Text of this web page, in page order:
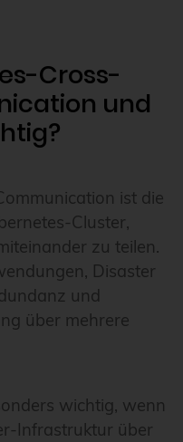
Cross-
und
ist die
Cluster,
zu teilen.
Disaster
und
über mehrere
wichtig, wenn
Infrastruktur über